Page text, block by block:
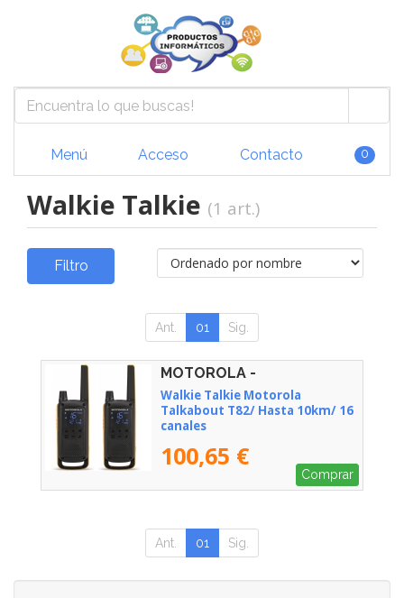
Menú Acceso Contacto 0
Walkie Talkie (1 art.)
Filtro
Ant. 01 Sig.
MOTOROLA -
Walkie Talkie Motorola
Talkabout T82/ Hasta 10km/ 16
canales
100,65 €
Comprar
Ant. 01 Sig.